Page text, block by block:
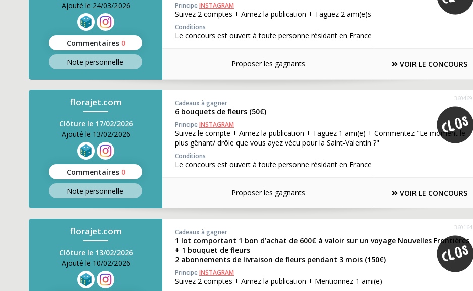
Ajouté le 24/03/2026
Commentaires 0
Note personnelle
PrincipeINSTAGRAM
Suivez 2 comptes + Aimez la publication + Taguez 2 ami(e)s
Conditions
Le concours est ouvert à toute personne résidant en France
Proposer les gagnants VOIR LE CONCOURS
florajet.com
Clôture le 17/02/2026
Ajouté le 13/02/2026
Commentaires 0
Note personnelle
360469
Cadeaux à gagner
6 bouquets de fleurs (50€)
PrincipeINSTAGRAM
Suivez le compte + Aimez la publication + Taguez 1 ami(e) + Commentez "Le moment le
plus gênant/ drôle que vous ayez vécu pour la Saint-Valentin ?"
Conditions
Le concours est ouvert à toute personne résidant en France
Proposer les gagnants VOIR LE CONCOURS
florajet.com
Clôture le 13/02/2026
Ajouté le 10/02/2026
360164
Cadeaux à gagner
1 lot comportant 1 bon d’achat de 600€ à valoir sur un voyage Nouvelles Frontières
+ 1 bouquet de fleurs
2 abonnements de livraison de fleurs pendant 3 mois (150€)
PrincipeINSTAGRAM
Suivez 2 comptes + Aimez la publication + Mentionnez 1 ami(e)